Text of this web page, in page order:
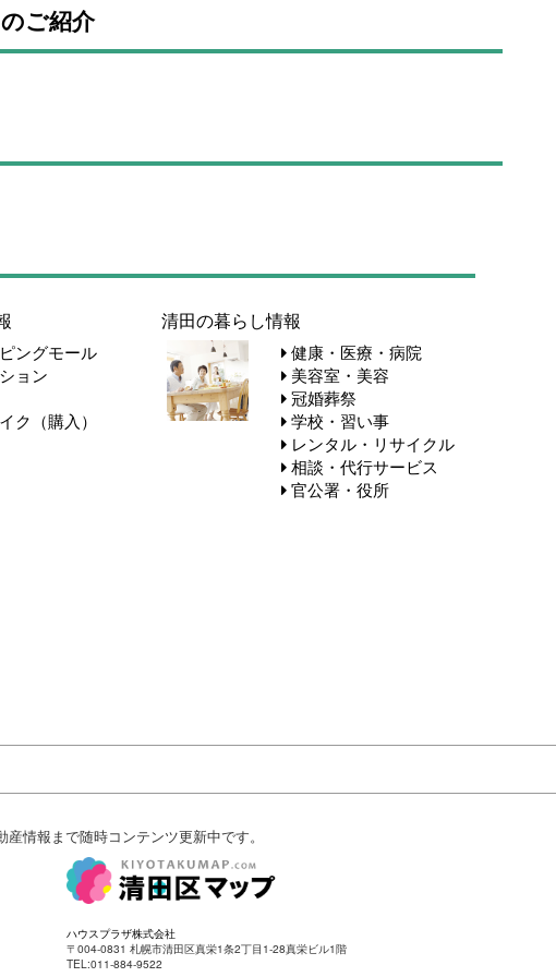
ご紹介
ングモール
ョン
ク（購入）
清田の暮らし情報
健康・医療・病院
美容室・美容
冠婚葬祭
学校・習い事
レンタル・リサイクル
相談・代行サービス
官公署・役所
情報まで随時コンテンツ更新中です。
ハウスプラザ株式会社
〒004-0831 札幌市清田区真栄1条2丁目1-28真栄ビル1階
TEL:011-884-9522